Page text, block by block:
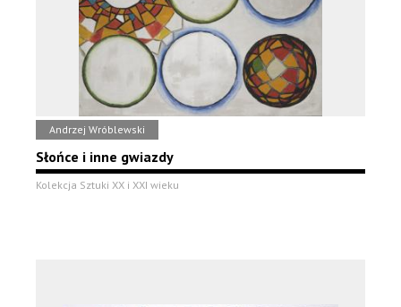
Andrzej Wróblewski
Słońce i inne gwiazdy
Kolekcja Sztuki XX i XXI wieku